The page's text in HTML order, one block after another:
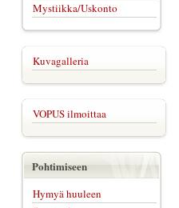
Mystiikka/Uskonto
Kuvagalleria
VOPUS ilmoittaa
Pohtimiseen
Hymyä huuleen